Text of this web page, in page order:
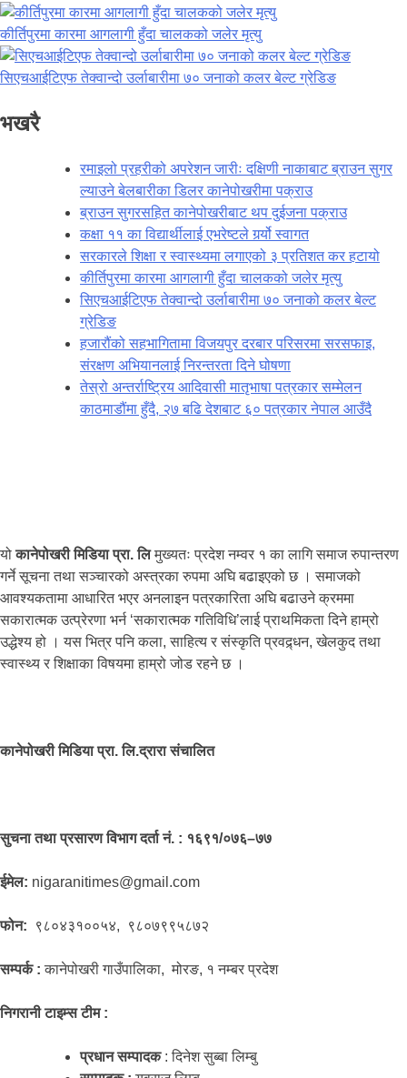
कीर्तिपुरमा कारमा आगलागी हुँदा चालकको जलेर मृत्यु
सिएचआईटिएफ तेक्वान्दो उर्लाबारीमा ७० जनाको कलर बेल्ट ग्रेडिङ
भखरै
रमाइलो प्रहरीको अपरेशन जारीः दक्षिणी नाकाबाट ब्राउन सुगर
ल्याउने बेलबारीका डिलर कानेपोखरीमा पक्राउ
ब्राउन सुगरसहित कानेपोखरीबाट थप दुईजना पक्राउ
कक्षा ११ का विद्यार्थीलाई एभरेष्टले गर्र्यो स्वागत
सरकारले शिक्षा र स्वास्थ्यमा लगाएको ३ प्रतिशत कर हटायो
कीर्तिपुरमा कारमा आगलागी हुँदा चालकको जलेर मृत्यु
सिएचआईटिएफ तेक्वान्दो उर्लाबारीमा ७० जनाको कलर बेल्ट
ग्रेडिङ
हजारौंको सहभागितामा विजयपुर दरबार परिसरमा सरसफाइ,
संरक्षण अभियानलाई निरन्तरता दिने घोषणा
तेस्रो अन्तर्राष्ट्रिय आदिवासी मातृभाषा पत्रकार सम्मेलन
काठमाडौंमा हुँदै, २७ बढि देशबाट ६० पत्रकार नेपाल आउँदै
योकानेपोखरी मिडिया प्रा. लिमुख्यतः प्रदेश नम्वर १ का लागि समाज रुपान्तरण
गर्ने सूचना तथा सञ्चारको अस्त्रका रुपमा अघि बढाइएको छ । समाजको
आवश्यकतामा आधारित भएर अनलाइन पत्रकारिता अघि बढाउने क्रममा
सकारात्मक उत्प्रेरणा भर्न ‘सकारात्मक गतिविधि’लाई प्राथमिकता दिने हाम्रो
उद्धेश्य हो । यस भित्र पनि कला, साहित्य र संस्कृति प्रवद्र्धन, खेलकुद तथा
स्वास्थ्य र शिक्षाका विषयमा हाम्रो जोड रहने छ ।
कानेपोखरी मिडिया प्रा. लि.द्रारा संचालित
सुचना तथा प्रसारण विभाग दर्ता नं. : १६९१/०७६–७७
ईमेल: nigaranitimes@gmail.com
फोन: ९८०४३१००५४, ९८०७९९५८७२
सम्पर्क :कानेपोखरी गाउँपालिका, मोरङ, १ नम्बर प्रदेश
निगरानी टाइम्स टीम :
प्रधान सम्पादक : दिनेश सुब्बा लिम्बु